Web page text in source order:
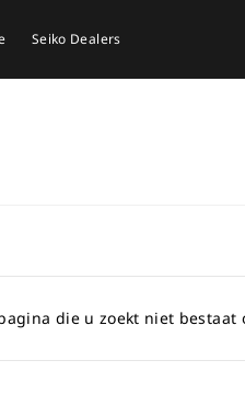
Seiko Dealers
die u zoekt niet bestaat